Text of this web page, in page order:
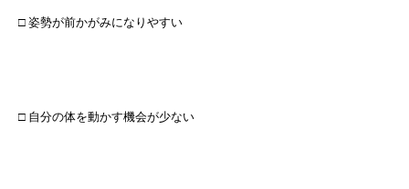
□ 姿勢が前かがみになりやすい
□ 自分の体を動かす機会が少ない